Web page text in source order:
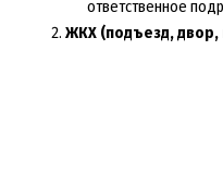
ответственное
ЖКХ (подъезд, двор,